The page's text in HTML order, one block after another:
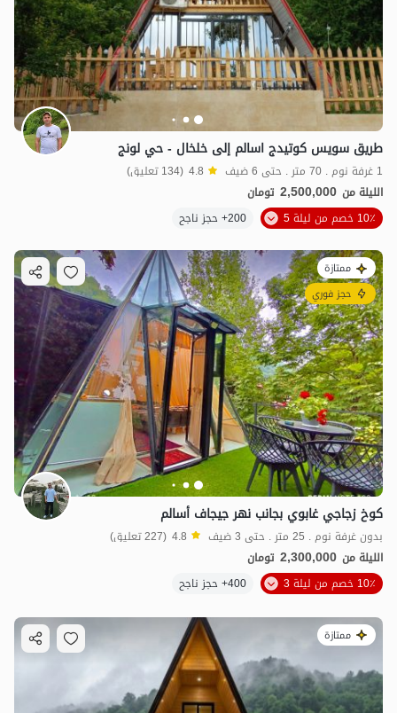
طريق سويس كوتيدج اسالم إلى خلخال - حي لونج
1 غرفة نوم . 70 متر . حتى 6 ضيف 4.8 (134 تعليق)
الليلة من 2,500,000 تومان
10٪ خصم من ليلة 5
200+ حجز ناجح
ممتازة
حجز فوري
كوخ زجاجي غابوي بجانب نهر جيجاف أسالم
بدون غرفة نوم . 25 متر . حتى 3 ضيف 4.8 (227 تعليق)
الليلة من 2,300,000 تومان
10٪ خصم من ليلة 3
400+ حجز ناجح
ممتازة